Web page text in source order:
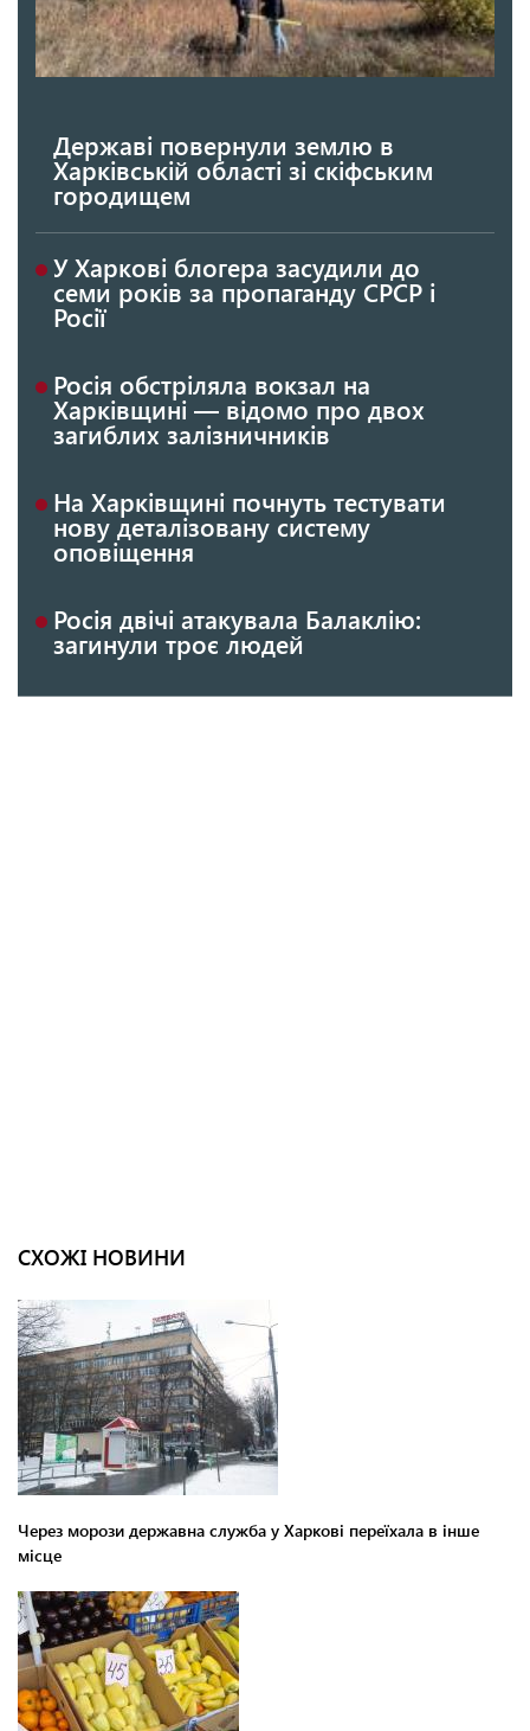
Державі повернули землю в
Харківській області зі скіфським
городищем
У Харкові блогера засудили до
семи років за пропаганду СРСР і
Росії
Росія обстріляла вокзал на
Харківщині — відомо про двох
загиблих залізничників
На Харківщині почнуть тестувати
нову деталізовану систему
оповіщення
Росія двічі атакувала Балаклію:
загинули троє людей
СХОЖІ НОВИНИ
Через морози державна служба у Харкові переїхала в інше
місце